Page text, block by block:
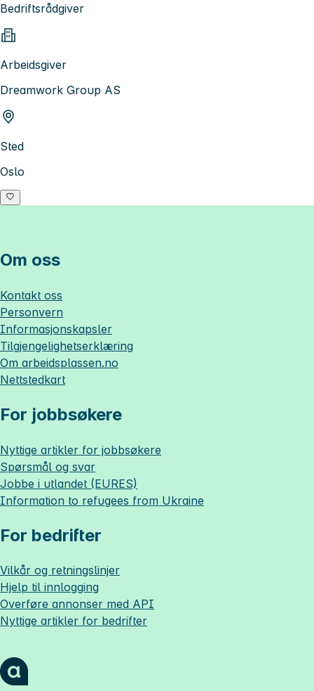
Bedriftsrådgiver
Arbeidsgiver
Dreamwork Group AS
Sted
Oslo
Om oss
Kontakt oss
Personvern
Informasjonskapsler
Tilgjengelighetserklæring
Om arbeidsplassen.no
Nettstedkart
For jobbsøkere
Nyttige artikler for jobbsøkere
Spørsmål og svar
Jobbe i utlandet (EURES)
Information to refugees from Ukraine
For bedrifter
Vilkår og retningslinjer
Hjelp til innlogging
Overføre annonser med API
Nyttige artikler for bedrifter